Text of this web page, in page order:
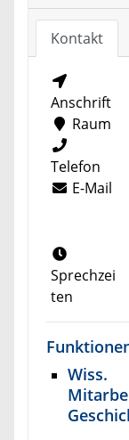
Kontakt
Anschrift
Raum
Telefon
E-Mail
Sprechzei
ten
Wiss.